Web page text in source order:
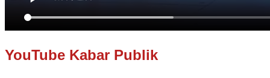
YouTube Kabar Publik